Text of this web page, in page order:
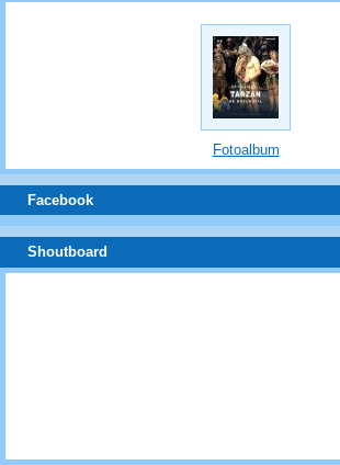
Fotoalbum
Facebook
Shoutboard